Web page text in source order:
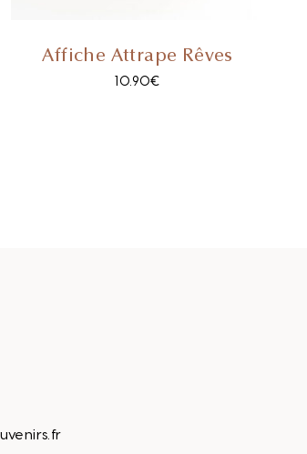
Affiche Attrape Rêves
10.90€